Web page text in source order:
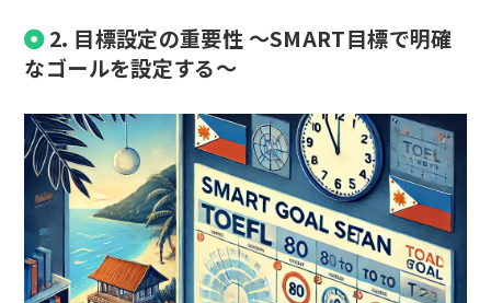
2. 目標設定の重要性 ～SMART目標で明確
なゴールを設定する～